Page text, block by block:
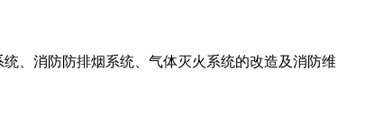
、消防防排烟系统、气体灭火系统的改造及消防维